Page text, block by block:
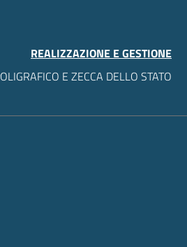
REALIZZAZIONE E GESTIONE
E ZECCA DELLO STATO